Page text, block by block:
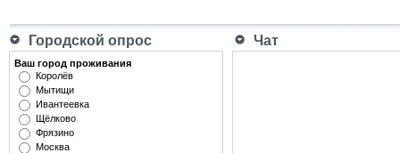
Городской опрос Чат
Ваш город проживания
Королёв
Мытищи
Ивантеевка
Щёлково
Фрязино
Москва